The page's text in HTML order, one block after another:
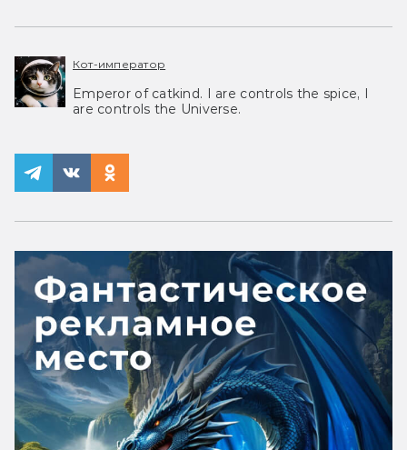
Кот-император
Emperor of catkind. I are controls the spice, I
are controls the Universe.